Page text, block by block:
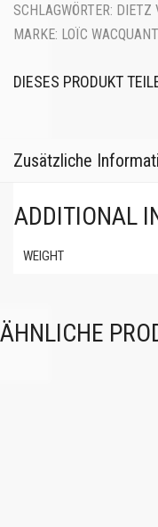
SCHLAGWÖRTER: DIETZ
MARKE: LOÏC WACQUANT
DIESES PRODUKT
Zusätzliche
ADDITIONAL
WEIGHT
ÄHNLICHE